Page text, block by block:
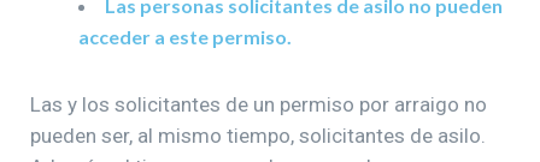
Las personas solicitantes de asilo no pueden
acceder a este permiso.
Las y los solicitantes de un permiso por arraigo no
pueden ser, al mismo tiempo, solicitantes de asilo.